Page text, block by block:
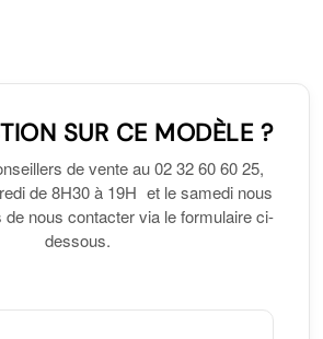
SUR CE MODÈLE ?
de vente au 02 32 60 60 25,
de 8H30 à 19H et le samedi nous
nous contacter via le formulaire ci-
dessous.